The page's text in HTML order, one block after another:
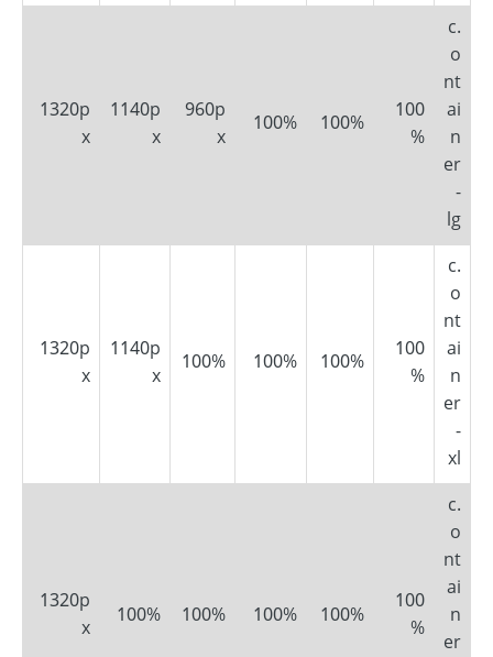
.c
o
nt
ai
n
er
-
lg
100
%
100%
100%
960p
x
1140p
x
1320p
x
.c
o
nt
ai
n
er
-
xl
100
%
100%
100%
100%
1140p
x
1320p
x
.c
o
nt
ai
n
er
100
%
100%
100%
100%
100%
1320p
x